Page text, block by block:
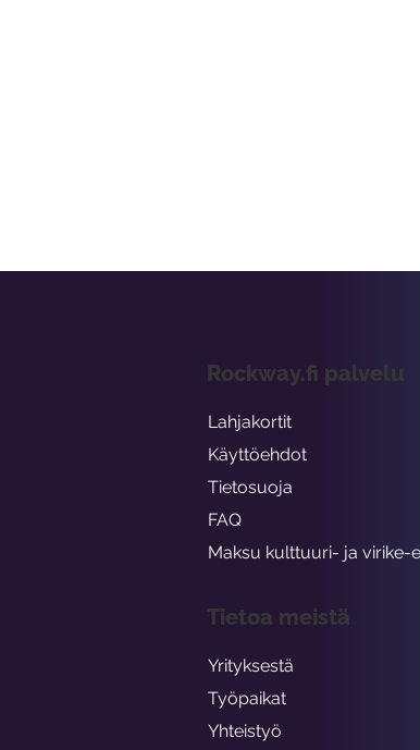
Rockway.fi palvelu
Lahjakortit
Käyttöehdot
Tietosuoja
FAQ
Maksu kulttuuri- ja virike-
Tietoa meistä
Yrityksestä
Työpaikat
Yhteistyö